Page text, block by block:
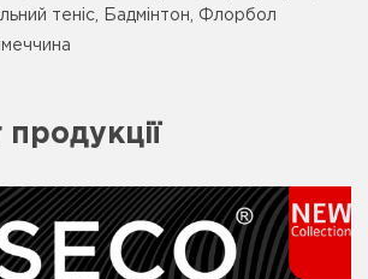
теніс, Бадмінтон, Флорбол